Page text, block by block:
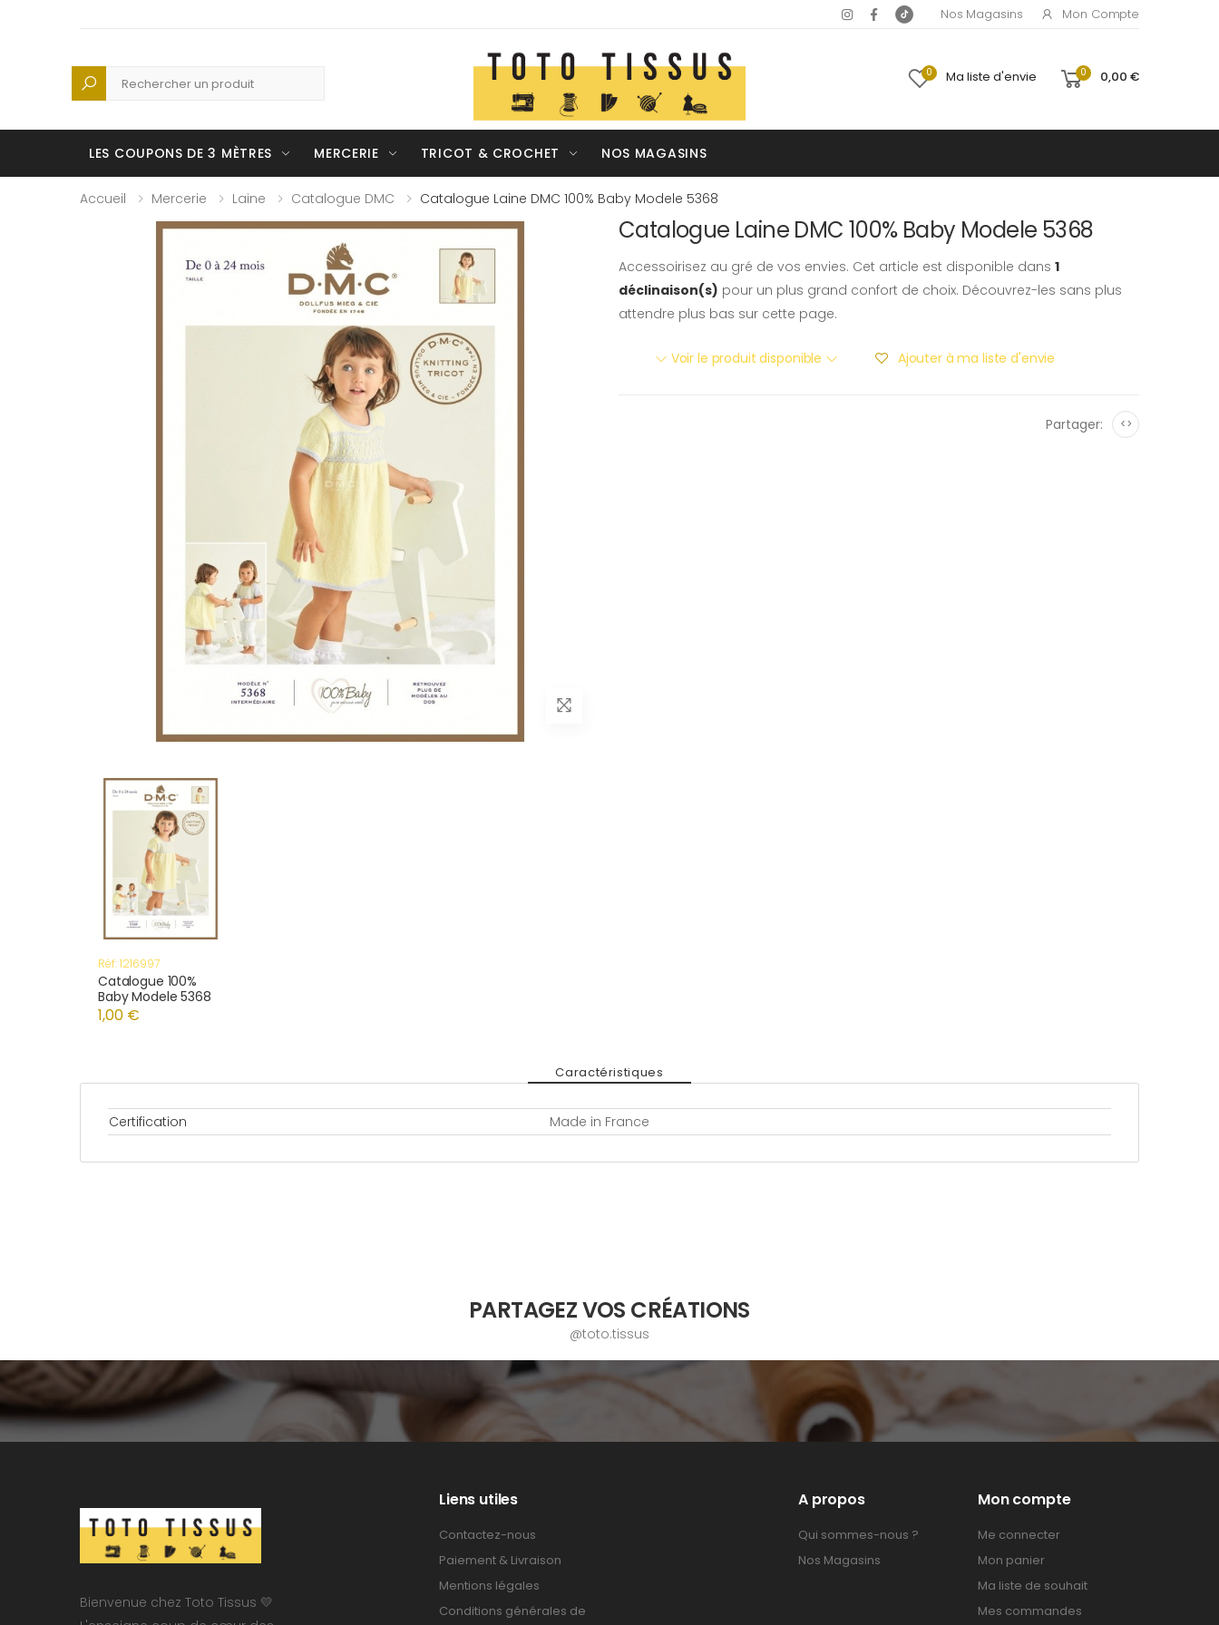
Nos Magasins Mon Compte
Recherche 0 Ma liste d'envie 0 0,00 €
LES COUPONS DE 3 MÈTRES MERCERIE TRICOT & CROCHET NOS MAGASINS
Accueil Mercerie Laine Catalogue DMC Catalogue Laine DMC 100% Baby Modele 5368
Catalogue Laine DMC 100% Baby Modele 5368
Accessoirisez au gré de vos envies. Cet article est disponible dans 1
déclinaison(s) pour un plus grand confort de choix. Découvrez-les sans plus
attendre plus bas sur cette page.
Voir le produit disponible Ajouter à ma liste d'envie
Partager: <>
Réf: 1216997
Catalogue 100%
Baby Modele 5368
1,00 €
Caractéristiques
Certification Made in France
PARTAGEZ VOS CRÉATIONS
@toto.tissus
Bienvenue chez Toto Tissus 💛
Liens utiles
Contactez-nous
Paiement & Livraison
Mentions légales
Conditions générales de
A propos
Qui sommes-nous ?
Nos Magasins
Mon compte
Me connecter
Mon panier
Ma liste de souhait
Mes commandes